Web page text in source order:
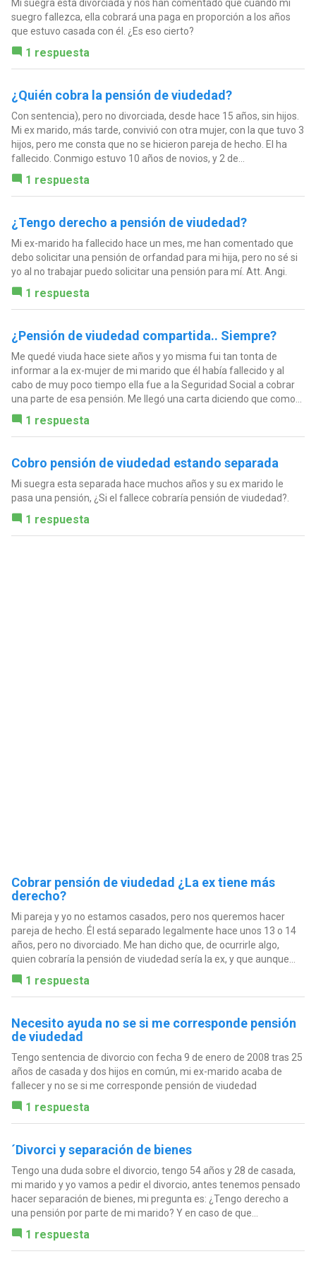
Mi suegra esta divorciada y nos han comentado que cuando mi
suegro fallezca, ella cobrará una paga en proporción a los años
que estuvo casada con él. ¿Es eso cierto?
1 respuesta
¿Quién cobra la pensión de viudedad?
Con sentencia), pero no divorciada, desde hace 15 años, sin hijos.
Mi ex marido, más tarde, convivió con otra mujer, con la que tuvo 3
hijos, pero me consta que no se hicieron pareja de hecho. El ha
fallecido. Conmigo estuvo 10 años de novios, y 2 de...
1 respuesta
¿Tengo derecho a pensión de viudedad?
Mi ex-marido ha fallecido hace un mes, me han comentado que
debo solicitar una pensión de orfandad para mi hija, pero no sé si
yo al no trabajar puedo solicitar una pensión para mí. Att. Angi.
1 respuesta
¿Pensión de viudedad compartida.. Siempre?
Me quedé viuda hace siete años y yo misma fui tan tonta de
informar a la ex-mujer de mi marido que él había fallecido y al
cabo de muy poco tiempo ella fue a la Seguridad Social a cobrar
una parte de esa pensión. Me llegó una carta diciendo que como...
1 respuesta
Cobro pensión de viudedad estando separada
Mi suegra esta separada hace muchos años y su ex marido le
pasa una pensión, ¿Si el fallece cobraría pensión de viudedad?.
1 respuesta
Cobrar pensión de viudedad ¿La ex tiene más
derecho?
Mi pareja y yo no estamos casados, pero nos queremos hacer
pareja de hecho. Él está separado legalmente hace unos 13 o 14
años, pero no divorciado. Me han dicho que, de ocurrirle algo,
quien cobraría la pensión de viudedad sería la ex, y que aunque...
1 respuesta
Necesito ayuda no se si me corresponde pensión
de viudedad
Tengo sentencia de divorcio con fecha 9 de enero de 2008 tras 25
años de casada y dos hijos en común, mi ex-marido acaba de
fallecer y no se si me corresponde pensión de viudedad
1 respuesta
´Divorci y separación de bienes
Tengo una duda sobre el divorcio, tengo 54 años y 28 de casada,
mi marido y yo vamos a pedir el divorcio, antes tenemos pensado
hacer separación de bienes, mi pregunta es: ¿Tengo derecho a
una pensión por parte de mi marido? Y en caso de que...
1 respuesta